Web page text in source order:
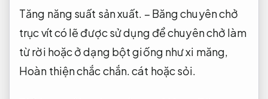
Tăng năng suất sản xuất. – Băng chuyên chở
trục vít có lẽ được sử dụng để chuyên chở làm
từ rời hoặc ở dạng bột giống như xi măng,
Hoàn thiện chắc chắn.cát hoặc sỏi.